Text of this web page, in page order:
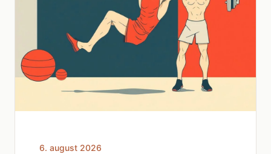
6. august 2026